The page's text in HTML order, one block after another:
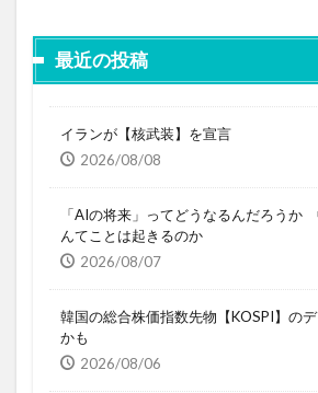
最近の投稿
イランが【核武装】を宣言
2026/08/08
「AIの将来」ってどうなるんだろうか
んてことは起きるのか
2026/08/07
韓国の総合株価指数先物【KOSPI】の
かも
2026/08/06